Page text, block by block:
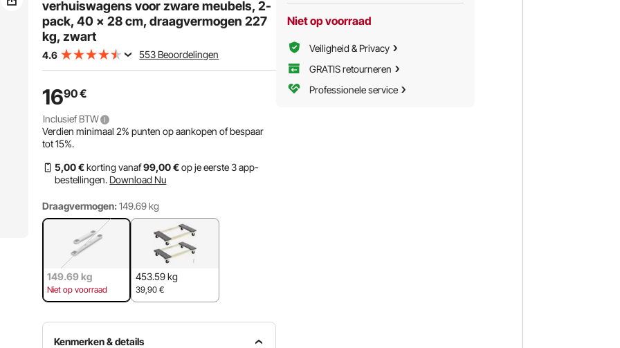
227 kg, zwartverhuiswagens voor zware meubels, 2-
pack, 40 x 28 cm, draagvermogen 227
kg, zwart
4.6 553 Beoordelingen
1690€
Inclusief BTW
Verdien minimaal2% punten op aankopen of bespaar
tot15%.
5,00 €korting vanaf99,00 €op je eerste 3 app-
bestellingen. Download Nu
Draagvermogen: 149.69 kg
149.69 kg
Niet op voorraad
453.59 kg
39,90 €
Kenmerken & details
Niet op voorraad
Veiligheid & Privacy
GRATIS retourneren
Professionele service